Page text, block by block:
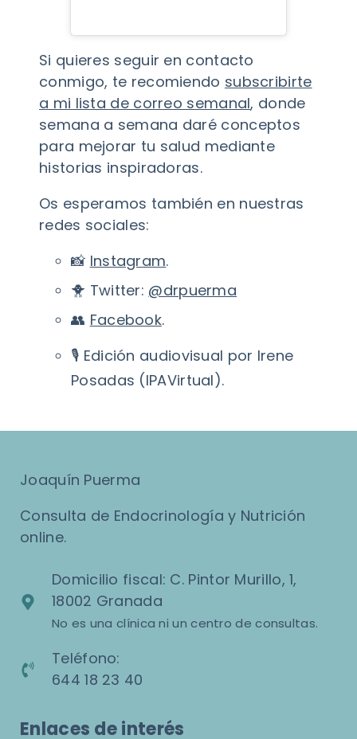
Si quieres seguir en contacto
conmigo, te recomiendo subscribirte
a mi lista de correo semanal, donde
semana a semana daré conceptos
para mejorar tu salud mediante
historias inspiradoras.
Os esperamos también en nuestras
redes sociales:
📸 Instagram.
🐥 Twitter: @drpuerma
👥 Facebook.
🎙️ Edición audiovisual por Irene
Posadas (IPAVirtual).
Joaquín Puerma
Consulta de Endocrinología y Nutrición
online.
Domicilio fiscal: C. Pintor Murillo, 1,
18002 Granada
No es una clínica ni un centro de consultas.
Teléfono:
644 18 23 40
Enlaces de interés